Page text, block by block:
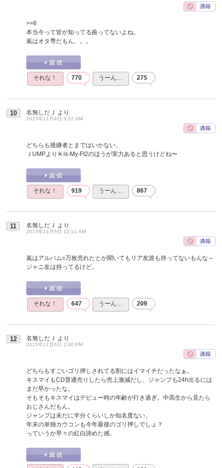
>>8
本当今って皆が知ってる曲ってないよね。
嵐はオタ専だもん。。。
それな！ 770 うーん… 275
10 名無しだＪ より
2015年11月4日 9:22 AM
どちらも後継者とまではいかない。
ＪUMPよりＫis-My-Ft2のほうが実力あると思うけどね〜
それな！ 919 うーん… 867
11 名無しだＪ より
2015年11月5日 12:11 AM
嵐はアルバム○万枚売れたとか聞いてもリア友誰も持ってないもんな～
ジャニ友は持ってるけど。
それな！ 647 うーん… 209
12 名無しだＪ より
2015年11月6日 2:00 PM
どちらもすごいゴリ押しされてる割にはイマイチだったなぁ。
キスマイもCD普通売りしたら売上激減だし、ジャンプも24h出るには
まだ早かったな。
そもそもキスマイはデビュー時の年齢が行き過ぎ。中高生から見たら
おじさんだもん。
ジャンプは未だに半分くらいしか知名度ない。
年末の単独カウコンも今年最後のゴリ押しでしょ？
っていうか早々の紅白諦めた感。